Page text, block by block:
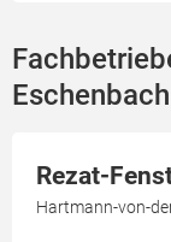
Eschenbach
Rezat-
Hartmann-von-